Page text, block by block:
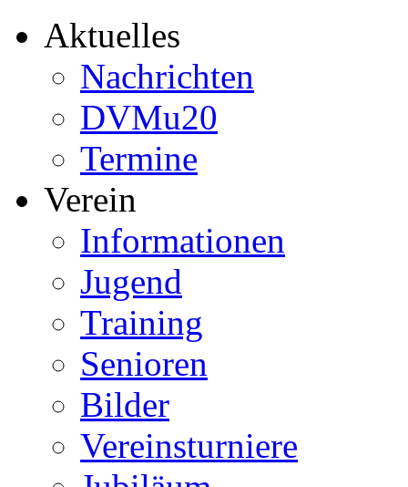
Aktuelles
Nachrichten
DVMu20
Termine
Verein
Informationen
Jugend
Training
Senioren
Bilder
Vereinsturniere